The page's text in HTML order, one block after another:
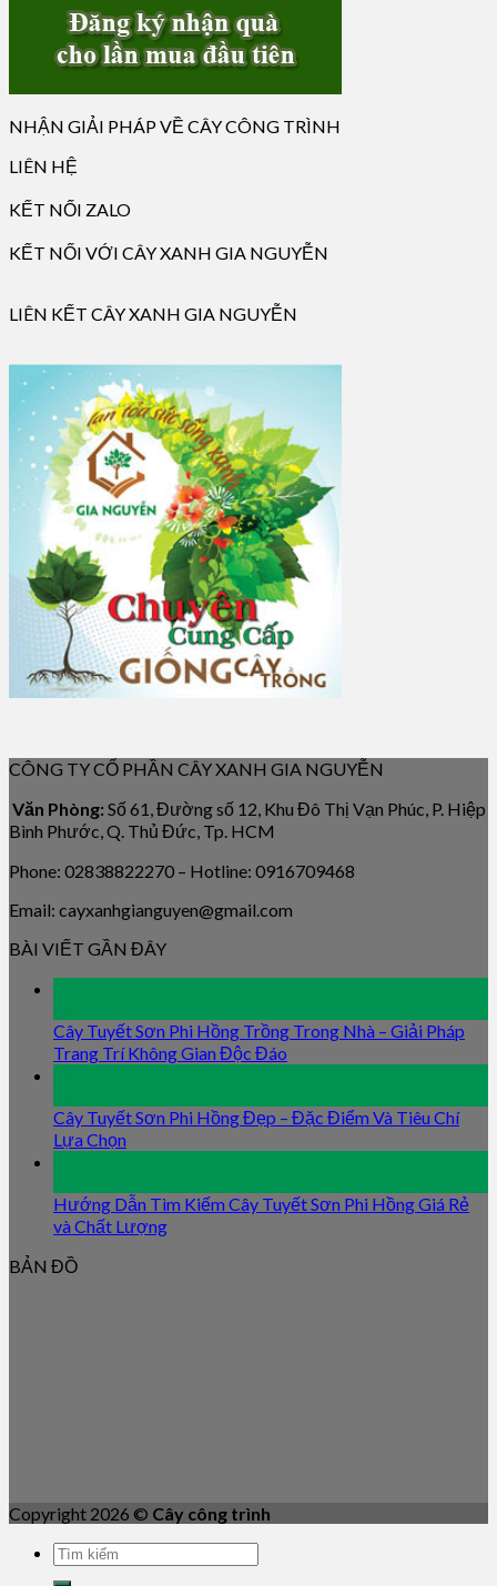
NHẬN GIẢI PHÁP VỀ CÂY CÔNG TRÌNH
LIÊN HỆ
KẾT NỐI ZALO
KẾT NỐI VỚI CÂY XANH GIA NGUYỄN
LIÊN KẾT CÂY XANH GIA NGUYỄN
CÔNG TY CỔ PHẦN CÂY XANH GIA NGUYỄN
Văn Phòng: Số 61, Đường số 12, Khu Đô Thị Vạn Phúc, P. Hiệp
Bình Phước, Q. Thủ Đức, Tp. HCM
Phone: 02838822270 – Hotline: 0916709468
Email: cayxanhgianguyen@gmail.com
BÀI VIẾT GẦN ĐÂY
Cây Tuyết Sơn Phi Hồng Trồng Trong Nhà – Giải Pháp
Trang Trí Không Gian Độc Đáo
Cây Tuyết Sơn Phi Hồng Đẹp – Đặc Điểm Và Tiêu Chí
Lựa Chọn
Hướng Dẫn Tìm Kiếm Cây Tuyết Sơn Phi Hồng Giá Rẻ
và Chất Lượng
BẢN ĐỒ
Copyright 2026 © Cây công trình